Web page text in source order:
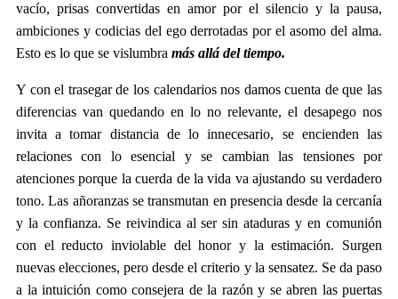
vacío, prisas convertidas en amor por el silencio y la pausa,
ambiciones y codicias del ego derrotadas por el asomo del alma.
Esto es lo que se vislumbra más allá del tiempo.
Y con el trasegar de los calendarios nos damos cuenta de que las
diferencias van quedando en lo no relevante, el desapego nos
invita a tomar distancia de lo innecesario, se encienden las
relaciones con lo esencial y se cambian las tensiones por
atenciones porque la cuerda de la vida va ajustando su verdadero
tono. Las añoranzas se transmutan en presencia desde la cercanía
y la confianza. Se reivindica al ser sin ataduras y en comunión
con el reducto inviolable del honor y la estimación. Surgen
nuevas elecciones, pero desde el criterio y la sensatez. Se da paso
a la intuición como consejera de la razón y se abren las puertas